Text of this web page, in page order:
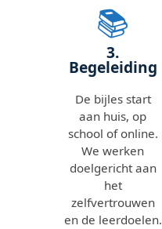
📚
3.
Begeleiding
De bijles start
aan huis, op
school of online.
We werken
doelgericht aan
het
zelfvertrouwen
en de leerdoelen.